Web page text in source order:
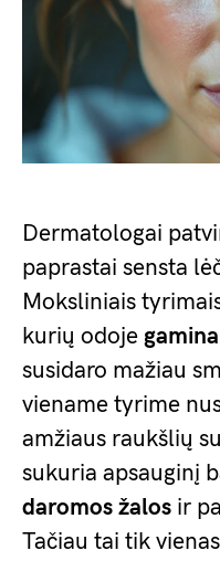
Dermatologai
paprastai sensta
Moksliniais
kurių odoje
susidaro mažiau
viename tyrime
amžiaus raukšlių
sukuria apsauginį
daromos žalos ir
Tačiau tai tik